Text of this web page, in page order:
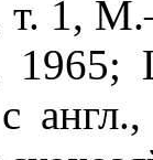
т. 1,
с